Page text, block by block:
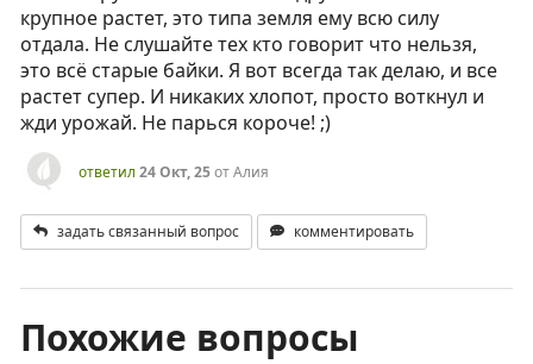
крупное растет, это типа земля ему всю силу
отдала. Не слушайте тех кто говорит что нельзя,
это всё старые байки. Я вот всегда так делаю, и все
растет супер. И никаких хлопот, просто воткнул и
жди урожай. Не парься короче! ;)
ответил 24 Окт, 25отАлия
задать связанный вопрос комментировать
Похожие вопросы